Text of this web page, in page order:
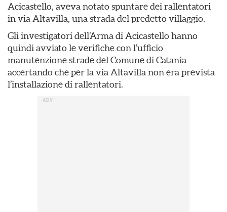
Acicastello, aveva notato spuntare dei rallentatori
in via Altavilla, una strada del predetto villaggio.
Gli investigatori dell’Arma di Acicastello hanno
quindi avviato le verifiche con l’ufficio
manutenzione strade del Comune di Catania
accertando che per la via Altavilla non era prevista
l’installazione di rallentatori.